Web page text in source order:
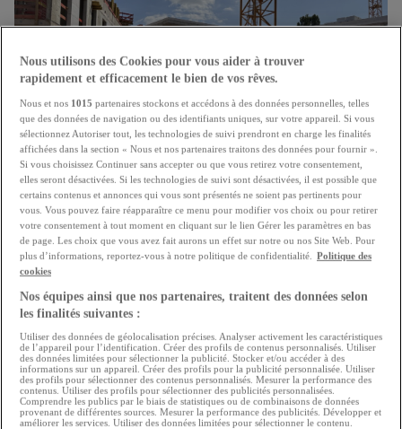
"Booster" pour la construction de logement
Le secteur immobilier salue les mesures annoncées par
le gouvernement
21.07.2026
Nous utilisons des Cookies pour vous aider à trouver
rapidement et efficacement le bien de vos rêves.
Nous et nos 1015 partenaires stockons et accédons à des données personnelles, telles
que des données de navigation ou des identifiants uniques, sur votre appareil. Si vous
sélectionnez Autoriser tout, les technologies de suivi prendront en charge les finalités
affichées dans la section « Nous et nos partenaires traitons des données pour fournir ».
Si vous choisissez Continuer sans accepter ou que vous retirez votre consentement,
elles seront désactivées. Si les technologies de suivi sont désactivées, il est possible que
certains contenus et annonces qui vous sont présentés ne soient pas pertinents pour
vous. Vous pouvez faire réapparaître ce menu pour modifier vos choix ou pour retirer
votre consentement à tout moment en cliquant sur le lien Gérer les paramètres en bas
de page. Les choix que vous avez fait aurons un effet sur notre ou nos Site Web. Pour
plus d’informations, reportez-vous à notre politique de confidentialité.
Politique des
cookies
Nos équipes ainsi que nos partenaires, traitent des données selon
les finalités suivantes :
Utiliser des données de géolocalisation précises. Analyser activement les caractéristiques
de l’appareil pour l’identification. Créer des profils de contenus personnalisés. Utiliser
des données limitées pour sélectionner la publicité. Stocker et/ou accéder à des
informations sur un appareil. Créer des profils pour la publicité personnalisée. Utiliser
des profils pour sélectionner des contenus personnalisés. Mesurer la performance des
contenus. Utiliser des profils pour sélectionner des publicités personnalisées.
Comprendre les publics par le biais de statistiques ou de combinaisons de données
provenant de différentes sources. Mesurer la performance des publicités. Développer et
améliorer les services. Utiliser des données limitées pour sélectionner le contenu.